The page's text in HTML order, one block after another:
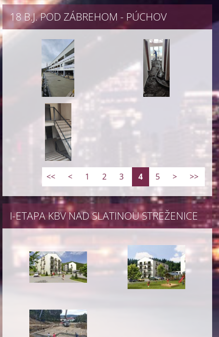
18 B.J. POD ZÁBREHOM - PÚCHOV
<< < 1 2 3 4 5 > >>
I-ETAPA KBV NAD SLATINOU STREŽENICE